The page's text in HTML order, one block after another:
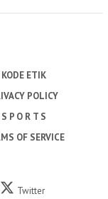
KODE ETIK
POLICY
S P O R T S
OF SERVICE
Twitter